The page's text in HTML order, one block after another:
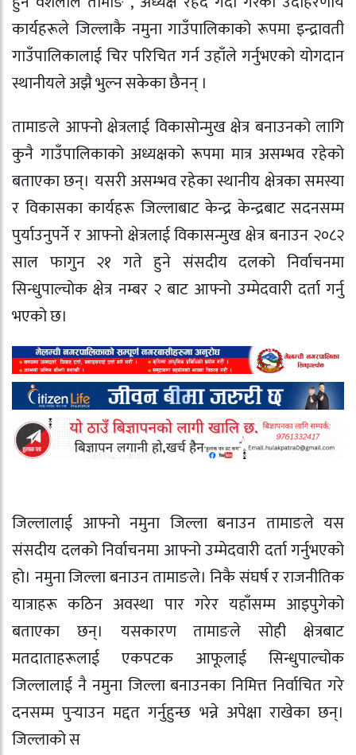
कार्यहरूले जिल्लाकै नमुना गाउँपालिकाको रूपमा इन्द्रावती
गाउँपालिकालाई चिर परिचित गर्न उहाँले गर्नुभएको योगदान
स्थानीयले अझै भुल्न सकेका छैनन् ।
तामाङले आफ्नो क्षेत्रलाई विकासोन्मुख क्षेत्र बनाउनको लागि
कुनै गाउँपालिकाको अध्यक्षको रूपमा मात्र असम्भव रहेको
बताएका छन्। यसरी असम्भव रहेका स्थानीय क्षेत्रका समस्या
र विकासका कार्यहरू जिल्लाबाट केन्द्र केन्द्रबाट सदनसम्म
पुर्याउनुपर्ने र आफ्नो क्षेत्रलाई विकासन्मुख क्षेत्र बनाउन २०८२
साल फागुन २१ गते हुने संसदीय दलको निर्वाचनमा
सिन्धुपाल्चोक क्षेत्र नम्बर २ बाट आफ्नो उम्मेदवारी दर्ता गर्नु
भएको छ।
जिल्लालाई आफ्नो नमुना जिल्ला बनाउन तामाङले यस
संसदीय दलको निर्वाचनमा आफ्नो उम्मेदवारी दर्ता गर्नुभएको
हो। नमुना जिल्ला बनाउन तामाङले। निकै संघर्ष र राजनीतिक
यात्राहरू कठिन अवस्था पार गरेर यहाँसम्म आइपुगेको
बताएका छन्। यसकारण तामाङले सोही क्षेत्रबाट
मतदाताहरूलाई एकपटक आफूलाई सिन्धुपाल्चोक
जिल्लालाई नै नमुना जिल्ला बनाउनका निमित्त निर्वाचित गरे
दनसम्म पुर्‍याउन मद्दत गर्नुहुन्छ भन्ने अपेक्षा राखेका छन्।
जिल्लाको स